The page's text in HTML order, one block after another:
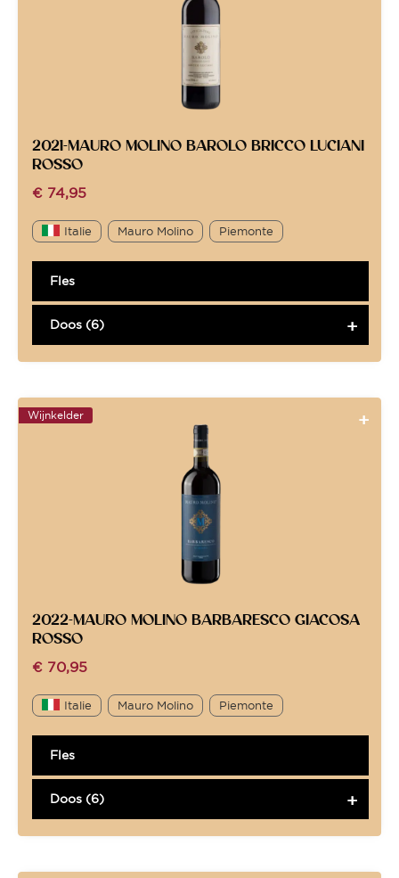
2021-MAURO MOLINO BAROLO BRICCO LUCIANI
ROSSO
€ 74,95
Italie Mauro Molino Piemonte
Fles
Doos (6)
Wijnkelder
2022-MAURO MOLINO BARBARESCO GIACOSA
ROSSO
€ 70,95
Italie Mauro Molino Piemonte
Fles
Doos (6)